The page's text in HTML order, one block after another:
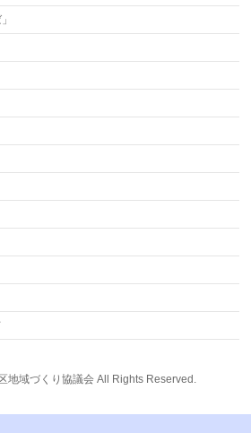
地域づくり協議会All Rights Reserved.